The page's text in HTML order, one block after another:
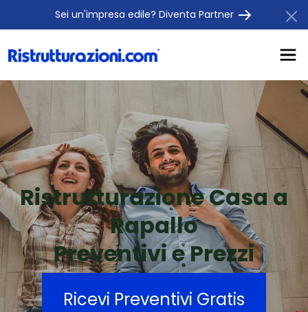
Sei un'impresa edile? Diventa Partner
Ristrutturazione Casa a
Rapallo
Preventivi e Prezzi
Ricevi Preventivi Gratis